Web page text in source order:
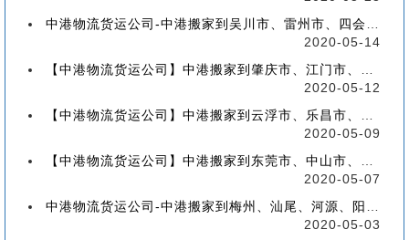
中港物流货运公司-中港搬家到吴川市、雷州市、四会市、台山市收费标准+流程价格
2020-05-14
【中港物流货运公司】中港搬家到肇庆市、江门市、茂名市、惠州市收费标准+流程价格
2020-05-12
【中港物流货运公司】中港搬家到云浮市、乐昌市、南雄市、廉江市收费标准+流程价格
2020-05-09
【中港物流货运公司】中港搬家到东莞市、中山市、潮州市、揭阳市收费标准+流程价格
2020-05-07
中港物流货运公司-中港搬家到梅州、汕尾、河源、阳江、清远的流程、价格和收费标准
2020-05-03